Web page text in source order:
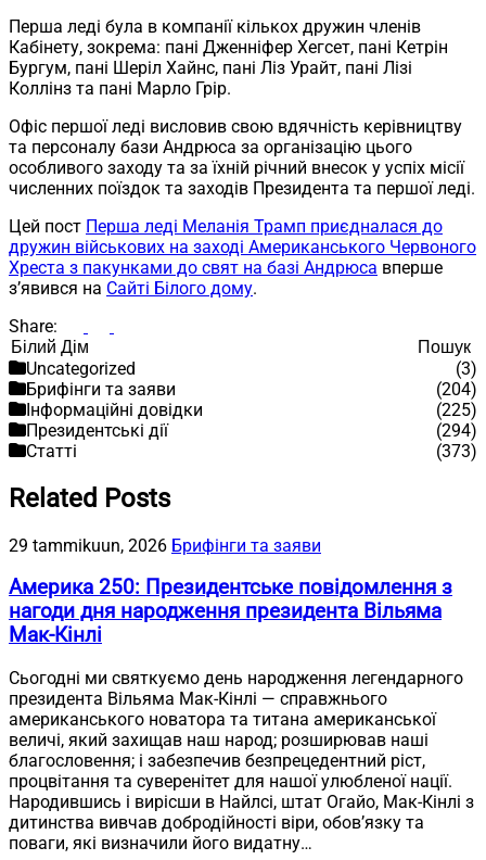
Перша леді була в компанії кількох дружин членів
Кабінету, зокрема: пані Дженніфер Хегсет, пані Кетрін
Бургум, пані Шеріл Хайнс, пані Ліз Урайт, пані Лізі
Коллінз та пані Марло Грір.
Офіс першої леді висловив свою вдячність керівництву
та персоналу бази Андрюса за організацію цього
особливого заходу та за їхній річний внесок у успіх місії
численних поїздок та заходів Президента та першої леді.
Цей пост Перша леді Меланія Трамп приєдналася до
дружин військових на заході Американського Червоного
Хреста з пакунками до свят на базі Андрюса вперше
з’явився на Сайті Білого дому.
Share:
Пошук
Пошук
Uncategorized
(3)
Брифінги та заяви
(204)
Інформаційні довідки
(225)
Президентські дії
(294)
Статті
(373)
Related Posts
29 tammikuun, 2026 Брифінги та заяви
Америка 250: Президентське повідомлення з
нагоди дня народження президента Вільяма
Мак-Кінлі
Сьогодні ми святкуємо день народження легендарного
президента Вільяма Мак-Кінлі — справжнього
американського новатора та титана американської
величі, який захищав наш народ; розширював наші
благословення; і забезпечив безпрецедентний ріст,
процвітання та суверенітет для нашої улюбленої нації.
Народившись і вирісши в Найлсі, штат Огайо, Мак-Кінлі з
дитинства вивчав добродійності віри, обов’язку та
поваги, які визначили його видатну…